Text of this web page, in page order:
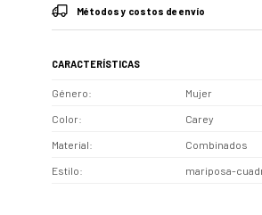
Métodos y costos de envío
CARACTERÍSTICAS
Género Mujer
Color Carey
Material Combinados
Estilo mariposa-